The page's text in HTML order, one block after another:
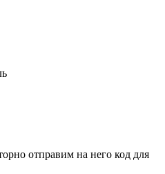
отправим на него код для